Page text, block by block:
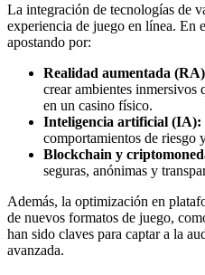
La integración de tecnologías de
experiencia de juego en línea. En
apostando por:
Realidad aumentada
crear ambientes inmersivos
en un casino físico.
Inteligencia artificial (IA):
comportamientos de riesgo
Blockchain y
seguras, anónimas y
Además, la optimización en
de nuevos formatos de juego,
han sido claves para captar a la
avanzada.